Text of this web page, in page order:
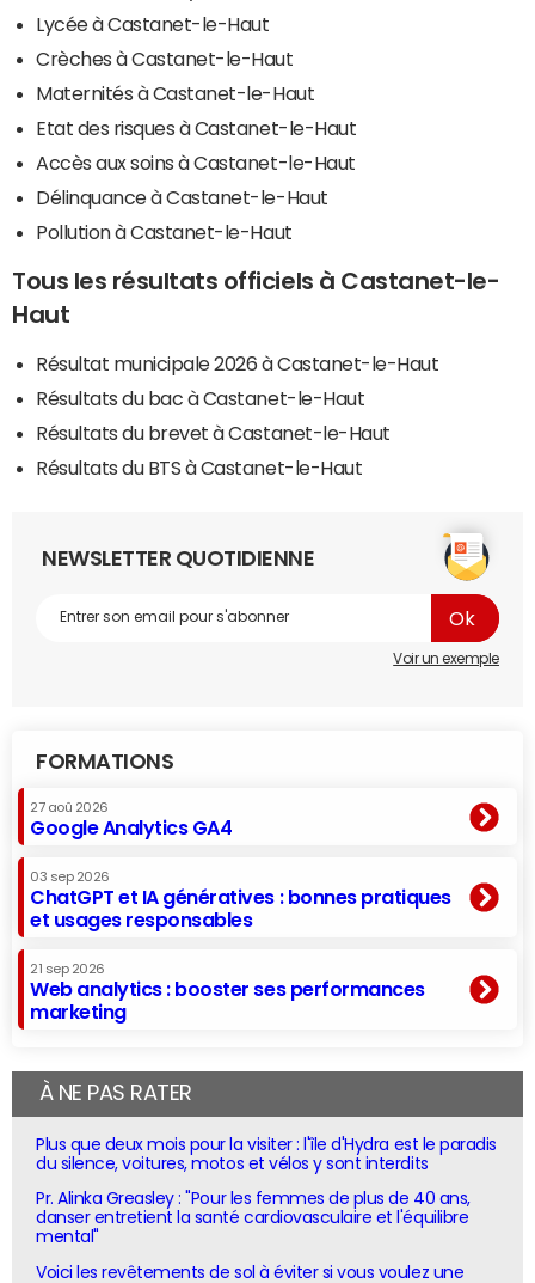
Lycée à Castanet-le-Haut
Crèches à Castanet-le-Haut
Maternités à Castanet-le-Haut
Etat des risques à Castanet-le-Haut
Accès aux soins à Castanet-le-Haut
Délinquance à Castanet-le-Haut
Pollution à Castanet-le-Haut
Tous les résultats officiels à Castanet-le-
Haut
Résultat municipale 2026 à Castanet-le-Haut
Résultats du bac à Castanet-le-Haut
Résultats du brevet à Castanet-le-Haut
Résultats du BTS à Castanet-le-Haut
NEWSLETTER QUOTIDIENNE
Voir un exemple
FORMATIONS
27 aoû 2026
Google Analytics GA4
03 sep 2026
ChatGPT et IA génératives : bonnes pratiques
et usages responsables
21 sep 2026
Web analytics : booster ses performances
marketing
À NE PAS RATER
Plus que deux mois pour la visiter : l'île d'Hydra est le paradis
du silence, voitures, motos et vélos y sont interdits
Pr. Alinka Greasley : "Pour les femmes de plus de 40 ans,
danser entretient la santé cardiovasculaire et l'équilibre
mental"
Voici les revêtements de sol à éviter si vous voulez une